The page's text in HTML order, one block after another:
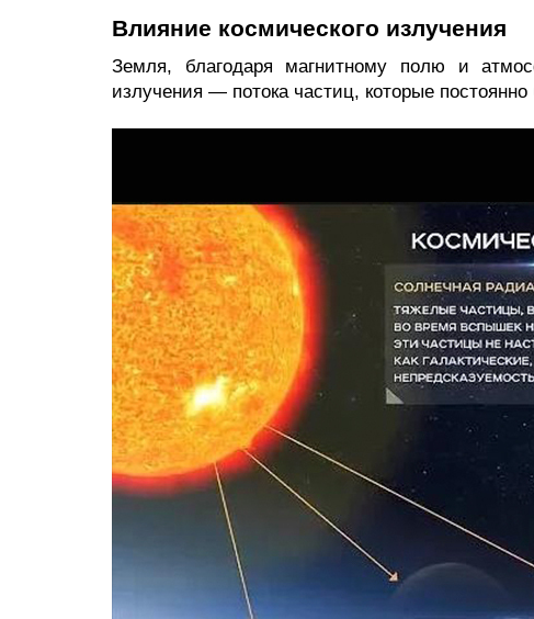
Влияние космического излучения
Земля, благодаря магнитному полю и
излучения — потока частиц, которые